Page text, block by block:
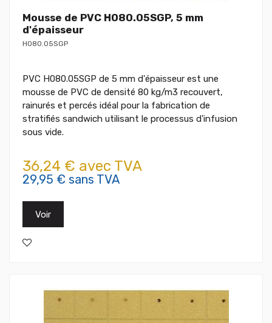
Mousse de PVC H080.05SGP, 5 mm
d'épaisseur
H080.05SGP
PVC H080.05SGP de 5 mm d'épaisseur est une
mousse de PVC de densité 80 kg/m3 recouvert,
rainurés et percés idéal pour la fabrication de
stratifiés sandwich utilisant le processus d'infusion
sous vide.
36,24 € avec TVA
29,95 € sans TVA
Voir